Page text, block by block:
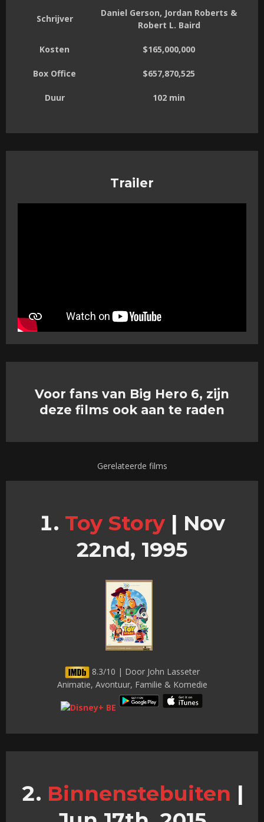
Schrijver
Daniel Gerson, Jordan Roberts &
Robert L. Baird
Kosten $165,000,000
Box Office $657,870,525
Duur 102 min
Trailer
Voor fans van Big Hero 6, zijn
deze films ook aan te raden
Gerelateerde films
Toy Story | Nov
22nd, 1995
8.3/10 | Door John Lasseter
Animatie, Avontuur, Familie & Komedie
Binnenstebuiten |